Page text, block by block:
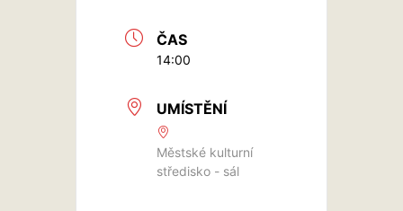
ČAS
14:00
UMÍSTĚNÍ
Městské kulturní
středisko - sál